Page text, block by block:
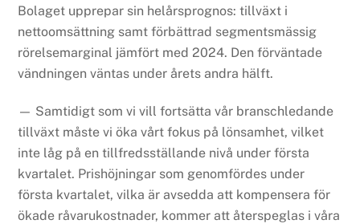
Bolaget upprepar sin helårsprognos: tillväxt i
nettoomsättning samt förbättrad segmentsmässig
rörelsemarginal jämfört med 2024. Den förväntade
vändningen väntas under årets andra hälft.
— Samtidigt som vi vill fortsätta vår branschledande
tillväxt måste vi öka vårt fokus på lönsamhet, vilket
inte låg på en tillfredsställande nivå under första
kvartalet. Prishöjningar som genomfördes under
första kvartalet, vilka är avsedda att kompensera för
ökade råvarukostnader, kommer att återspeglas i våra